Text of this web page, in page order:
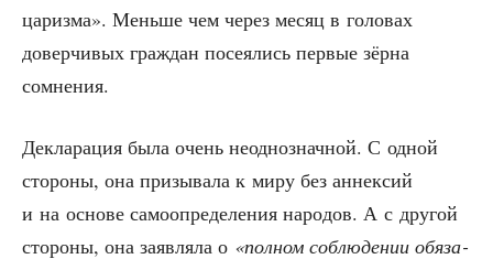
цариз­ма». Мень­ше чем через месяц в голо­вах
довер­чи­вых граж­дан посе­я­лись пер­вые зёр­на
сомнения.
Декла­ра­ция была очень неод­но­знач­ной. С одной
сто­ро­ны, она при­зы­ва­ла к миру без аннек­сий
и на осно­ве само­опре­де­ле­ния наро­дов. А с дру­гой
сто­ро­ны, она заяв­ля­ла о «пол­ном соблю­де­нии обя­за­